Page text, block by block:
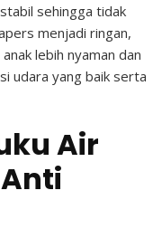
sehingga tidak
menjadi ringan,
lebih nyaman dan
udara yang baik serta
Air